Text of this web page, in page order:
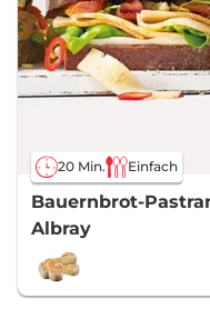
20 Min. Einfach
Bauernbrot-
Albray